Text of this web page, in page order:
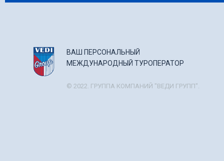
ВАШ ПЕРСОНАЛЬНЫЙ
МЕЖДУНАРОДНЫЙ ТУРОПЕРАТОР
© 2022. ГРУППА КОМПАНИЙ "ВЕДИ ГРУПП".